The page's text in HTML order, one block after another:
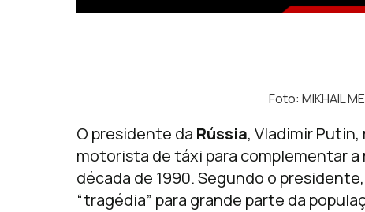
Foto: MIKHAIL
O presidente da Rússia, Vladimir
motorista de táxi para complementar a
década de 1990. Segundo o
“tragédia” para grande parte da